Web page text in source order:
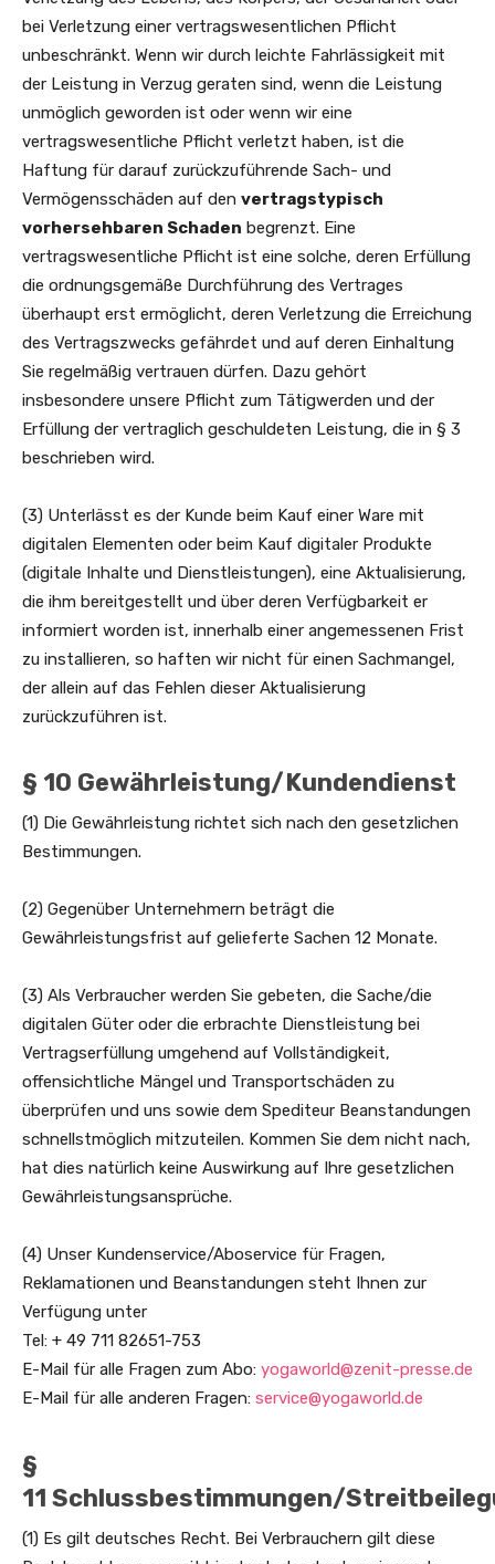
bei Verletzung einer vertragswesentlichen Pflicht
unbeschränkt. Wenn wir durch leichte Fahrlässigkeit mit
der Leistung in Verzug geraten sind, wenn die Leistung
unmöglich geworden ist oder wenn wir eine
vertragswesentliche Pflicht verletzt haben, ist die
Haftung für darauf zurückzuführende Sach- und
Vermögensschäden auf den vertragstypisch
vorhersehbaren Schaden begrenzt. Eine
vertragswesentliche Pflicht ist eine solche, deren Erfüllung
die ordnungsgemäße Durchführung des Vertrages
überhaupt erst ermöglicht, deren Verletzung die Erreichung
des Vertragszwecks gefährdet und auf deren Einhaltung
Sie regelmäßig vertrauen dürfen. Dazu gehört
insbesondere unsere Pflicht zum Tätigwerden und der
Erfüllung der vertraglich geschuldeten Leistung, die in § 3
beschrieben wird.
(3) Unterlässt es der Kunde beim Kauf einer Ware mit
digitalen Elementen oder beim Kauf digitaler Produkte
(digitale Inhalte und Dienstleistungen), eine Aktualisierung,
die ihm bereitgestellt und über deren Verfügbarkeit er
informiert worden ist, innerhalb einer angemessenen Frist
zu installieren, so haften wir nicht für einen Sachmangel,
der allein auf das Fehlen dieser Aktualisierung
zurückzuführen ist.
§ 10 Gewährleistung/Kundendienst
(1) Die Gewährleistung richtet sich nach den gesetzlichen
Bestimmungen.
(2) Gegenüber Unternehmern beträgt die
Gewährleistungsfrist auf gelieferte Sachen 12 Monate.
(3) Als Verbraucher werden Sie gebeten, die Sache/die
digitalen Güter oder die erbrachte Dienstleistung bei
Vertragserfüllung umgehend auf Vollständigkeit,
offensichtliche Mängel und Transportschäden zu
überprüfen und uns sowie dem Spediteur Beanstandungen
schnellstmöglich mitzuteilen. Kommen Sie dem nicht nach,
hat dies natürlich keine Auswirkung auf Ihre gesetzlichen
Gewährleistungsansprüche.
(4) Unser Kundenservice/Aboservice für Fragen,
Reklamationen und Beanstandungen steht Ihnen zur
Verfügung unter
Tel: + 49 711 82651-753
E-Mail für alle Fragen zum Abo: yogaworld@zenit-presse.de
E-Mail für alle anderen Fragen: service@yogaworld.de
§
11 Schlussbestimmungen/
(1) Es gilt deutsches Recht. Bei Verbrauchern gilt diese